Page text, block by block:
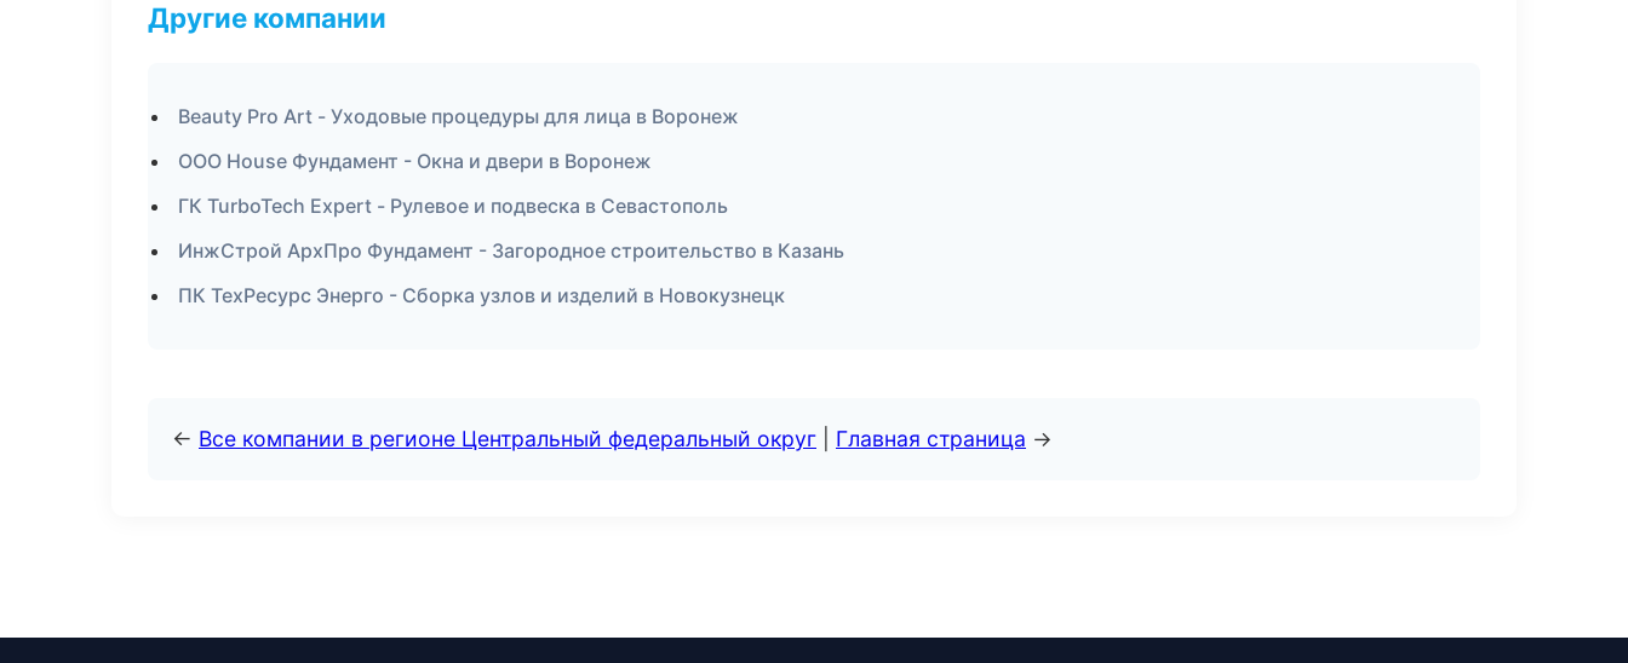
Другие компании
Beauty Pro Art - Уходовые процедуры для лица в Воронеж
ООО House Фундамент - Окна и двери в Воронеж
ГК TurboTech Expert - Рулевое и подвеска в Севастополь
ИнжСтрой АрхПро Фундамент - Загородное строительство в Казань
ПК ТехРесурс Энерго - Сборка узлов и изделий в Новокузнецк
← Все компании в регионе Центральный федеральный округ Главная страница →